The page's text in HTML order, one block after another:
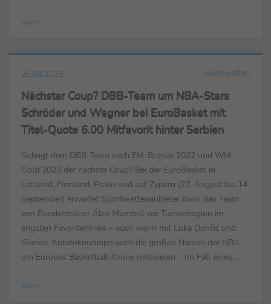
von Headcoach Á...
bwin
26.08.2025 Sportwetten
Nächster Coup? DBB-Team um NBA-Stars
Schröder und Wagner bei EuroBasket mit
Titel-Quote 6.00 Mitfavorit hinter Serbien
Gelingt dem DBB-Team nach EM-Bronze 2022 und WM-
Gold 2023 der nächste Coup? Bei der EuroBasket in
Lettland, Finnland, Polen und auf Zypern (27. August bis 14.
September) erwartet Sportwettenanbieter bwin das Team
von Bundestrainer Álex Mumbrú vor Turnierbeginn im
engsten Favoritenkreis – auch wenn mit Luka Dončić und
Giannis Antetokounmpo auch die großen Namen der NBA
um Europas Basketball-Krone mitspielen. Im Fall eines
Euro ...
bwin